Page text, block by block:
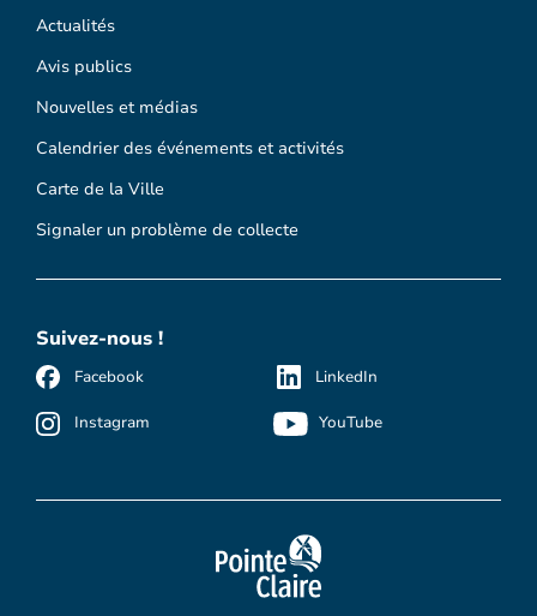
Actualités
Avis publics
Nouvelles et médias
Calendrier des événements et activités
Carte de la Ville
Signaler un problème de collecte
Suivez-nous !
Facebook
Instagram
LinkedIn
YouTube